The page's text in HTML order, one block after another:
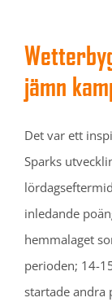
jämn
Det var ett
Sparks
inledande
hemmalaget
perioden; 14-
startade andra